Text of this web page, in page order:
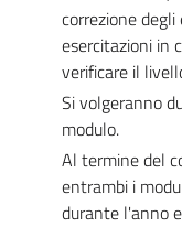
correzione
esercitazioni in
verificare il
Si volgeranno
modulo.
Al termine del
entrambi i
durante l'anno